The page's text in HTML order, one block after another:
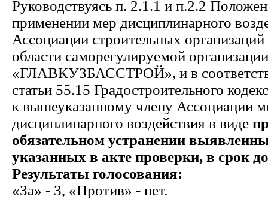
Руководствуясь п. 2.1.1 и п.2.2
применении мер дисциплинарного
Ассоциации строительных
области саморегулируемой организации
«ГЛАВКУЗБАССТРОЙ», и в
статьи 55.15 Градостроительного
к вышеуказанному члену Ассоциации
дисциплинарного воздействия в виде
обязательном устранении
указанных в акте проверки, в срок
Результаты голосования:
«За» - 3, «Против» - нет.